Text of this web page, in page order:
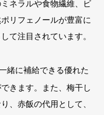
ネラルや食物繊維、ビ
リフェノールが豊富に
て注目されています。
緒に補給できる優れた
きます。また、梅干し
、赤飯の代用として、